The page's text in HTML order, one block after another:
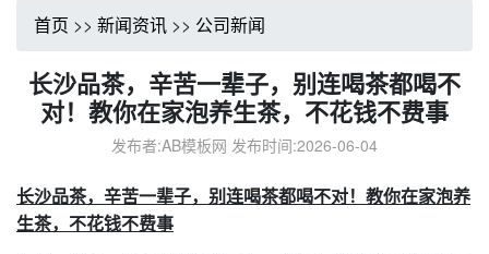
首页 >> 新闻资讯 >> 公司新闻
长沙品茶，辛苦一辈子，别连喝茶都喝不
对！教你在家泡养生茶，不花钱不费事
发布者:AB模板网 发布时间:2026-06-04
长沙品茶，辛苦一辈子，别连喝茶都喝不对！教你在家泡养
生茶，不花钱不费事